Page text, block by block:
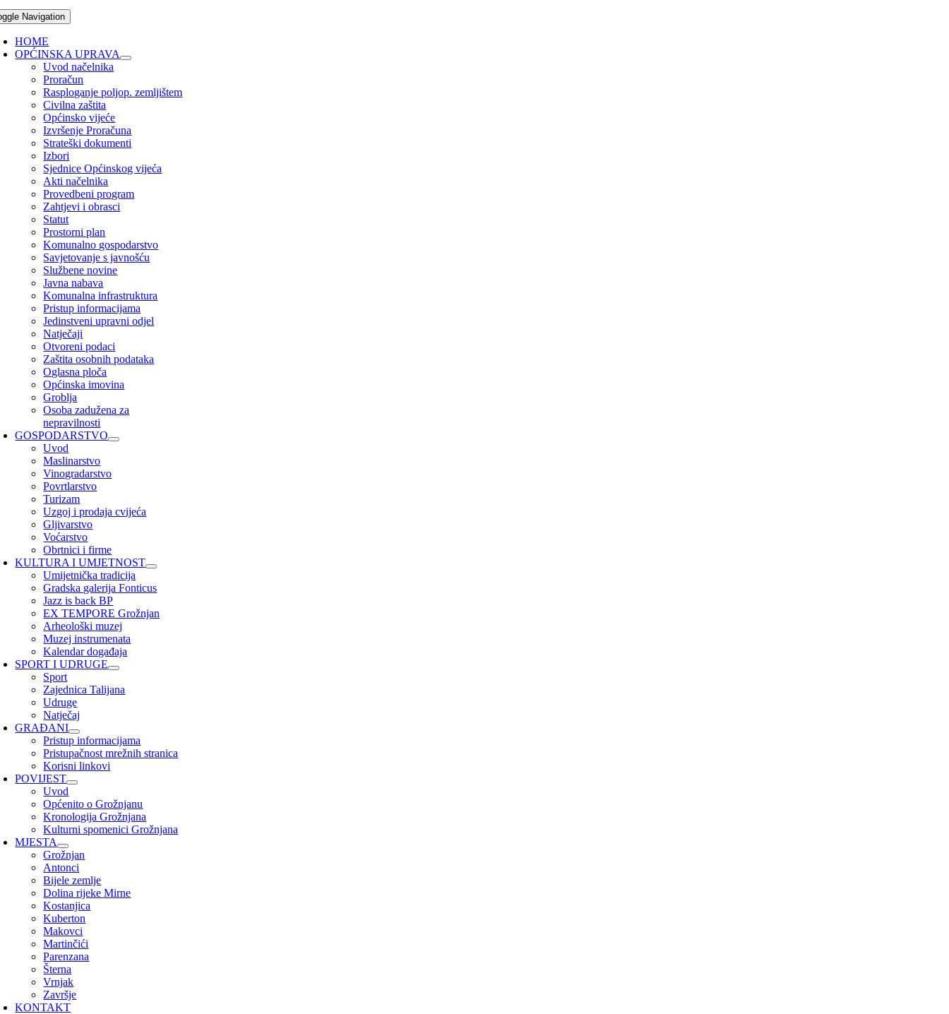
Navigation
HOME
OPĆINSKA UPRAVA
Uvod načelnika
Proračun
Rasploganje poljop. zemljištem
Civilna zaštita
Općinsko vijeće
Izvršenje Proračuna
Strateški dokumenti
Izbori
Sjednice Općinskog vijeća
Akti načelnika
Provedbeni program
Zahtjevi i obrasci
Statut
Prostorni plan
Komunalno gospodarstvo
Savjetovanje s javnošću
Službene novine
Javna nabava
Komunalna infrastruktura
Pristup informacijama
Jedinstveni upravni odjel
Natječaji
Otvoreni podaci
Zaštita osobnih podataka
Oglasna ploča
Općinska imovina
Groblja
Osoba zadužena za
nepravilnosti
GOSPODARSTVO
Uvod
Maslinarstvo
Vinogradarstvo
Povrtlarstvo
Turizam
Uzgoj i prodaja cvijeća
Gljivarstvo
Voćarstvo
Obrtnici i firme
KULTURA I UMJETNOST
Umijetnička tradicija
Gradska galerija Fonticus
Jazz is back BP
EX TEMPORE Grožnjan
Arheološki muzej
Muzej instrumenata
Kalendar događaja
SPORT I UDRUGE
Sport
Zajednica Talijana
Udruge
Natječaj
GRAĐANI
Pristup informacijama
Pristupačnost mrežnih stranica
Korisni linkovi
POVIJEST
Uvod
Općenito o Grožnjanu
Kronologija Grožnjana
Kulturni spomenici Grožnjana
MJESTA
Grožnjan
Antonci
Bijele zemlje
Dolina rijeke Mirne
Kostanjica
Kuberton
Makovci
Martinčići
Parenzana
Šterna
Vrnjak
Završje
KONTAKT